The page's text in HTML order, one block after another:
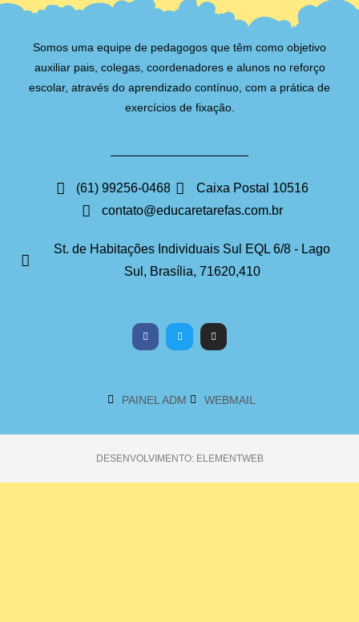
Somos uma equipe de pedagogos que têm como objetivo
auxiliar pais, colegas, coordenadores e alunos no reforço
escolar, através do aprendizado contínuo, com a prática de
exercícios de fixação.
(61) 99256-0468
Caixa Postal 10516
contato@educaretarefas.com.br
St. de Habitações Individuais Sul EQL 6/8 - Lago
Sul, Brasília, 71620,410
PAINEL ADM WEBMAIL
DESENVOLVIMENTO: ELEMENTWEB